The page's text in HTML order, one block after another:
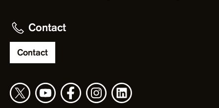
Contact
Contact